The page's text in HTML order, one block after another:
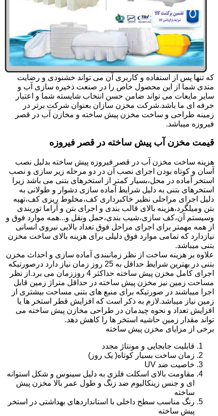
که تنها پس از استفاده و کاربری آن می تواند خشنودی و رضایت
مندی شما از این محصول خاص را در صنعت ذخیره سازی آب و
سایر مایعات می تواند ضامن حسن انتخاب شایسته شما و اعتبار
حرفه ای ما باشد.شرکت مخزن سازان بعنوان شرکت برتر در
زمینه طراحی و ساخت مخزن پیش ساخته و مخازن آب در قصر
فیروزه میباشد.
قیمت مخزن آب پیش ساخته در قصر فیروزه
هزینه ساخت مخزن آب در قصر فیروزه پیش ساخته بدلیل نصب
آسان و کوتاه بودن اجرای نصب آن در دو مرحله زیر سازی و نصب
استخر آماده در محل،بسیار کمتر از استخرهای بتنی می باشد زیرا
استخرهای بتنی به دلیل شرایط آماده سازی دشوار و طولانی به
دلیل اجرای مراحلی نظیر خاکبرداری کف،مخلوط ریزی کف،تهیه
بتن ومیلگرد،هزینه بالای قالب بندی و اجرای بتن و آراما توربندی
وسیستم آن،کف سازی،شیب بندی،حمل ونقل و...همه موارد فوق و
از همه مهمتر برای اجرای مراحل فوق تعداد بالایی نیروی انسانی
نیازدارد که تمامی موارد فوق دلیلی برای هزینه بالای ساخت مخزن
بتنی میباشد.
علاوه بر هزینه ساخت از نظر زمانبندی آماده سازی و احداث مخزن
بتنی در بهترین شرایط حداقل به 25 روز زمان نیاز دارد درصورتیکه
اجرای کامل مخزن پیش ساخته حداکثر 4 روززمان می برد.از نظر
مساحت زمین نیز مخزن پیش ساخته در حداقل متراژ زمین قابل
اجرا میباشند در صورتیکه برای منبع های بتنی مساحت بیشتری از
زمین نیاز میباشد.لازم به ذکر است که افزایش قطر استخر ها یا
افزایش تعداد و نحوه چیدمان در طراحی مخازن پیش ساخته می
تواند مقدار زمین حاشیه استخر ها را کاهش دهد.
برخی از مزایای مخزن پیش ساخته
قابلیت جابجایی و مونتاژ مجدد
زمان ساخت بسیار کوتاه( یک روز)
خاصیت ضد UV
مقاومت بالای اسکلت فلزی به دلیل سینوس و شکل استوانه
ای و جنس زینکالیوم ضد زنگ و طول عمر بالا مخزن پیش
ساخته
رنگ مناسب سطح داخلی با استانداردهای بهداشتی در استخر
پیش ساخته